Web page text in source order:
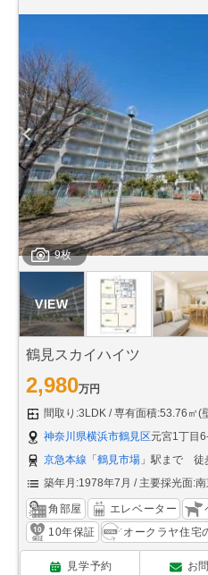
9枚
鶴見スカイハイツ
2,980万円
間取り:3LDK
専有面積:53.76㎡(
神奈川県横浜市鶴見区元宮1丁目
京急本線 「 鶴見市場 」駅まで 徒
築年月:1978年7月
主要採光面:南
角部屋 エレベーター
10年保証
オークラヤ住宅
見学予約 お